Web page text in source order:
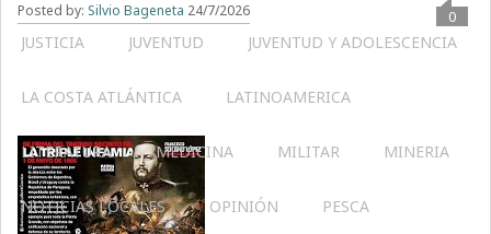
JUSTICIA JUVENTUD JUVENTUD Y ADOLESCENCIA
LA COSTA ATLÁNTICA LATINOAMERICA
LITERATURA MEDICINA MILITAR MINERIA
NOTICIAS LOCALES OPINIÓN PESCA
Posted by: Silvio Bageneta 24/7/2026 0